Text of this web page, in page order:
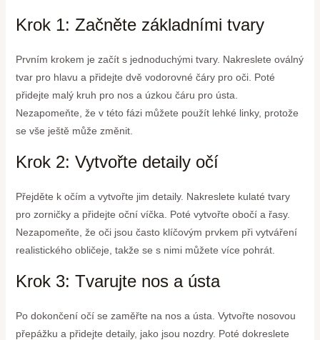
Krok 1: Začněte základními tvary
Prvním krokem je začít s jednoduchými tvary. Nakreslete oválný
tvar pro hlavu a přidejte dvě vodorovné čáry pro oči. Poté
přidejte malý kruh pro nos a úzkou čáru pro ústa.
Nezapomeňte, že v této fázi můžete použít lehké linky, protože
se vše ještě může změnit.
Krok 2: Vytvořte detaily očí
Přejděte k očím a vytvořte jim detaily. Nakreslete kulaté tvary
pro zorničky a přidejte oční víčka. Poté vytvořte obočí a řasy.
Nezapomeňte, že oči jsou často klíčovým prvkem při vytváření
realistického obličeje, takže se s nimi můžete více pohrát.
Krok 3: Tvarujte nos a ústa
Po dokončení očí se zaměřte na nos a ústa. Vytvořte nosovou
přepážku a přidejte detaily, jako jsou nozdry. Poté dokreslete